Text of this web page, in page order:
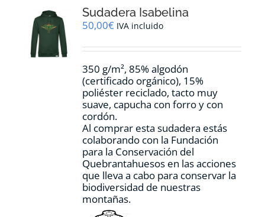
se
pueden
en
página
de
producto
Sudadera Isabelina
50,00€ IVA incluido
350 g/m², 85% algodón
(certificado orgánico), 15%
poliéster reciclado, tacto muy
suave, capucha con forro y con
cordón.
Al comprar esta sudadera estás
colaborando con la Fundación
para la Conservación del
Quebrantahuesos en las acciones
que lleva a cabo para conservar la
biodiversidad de nuestras
montañas.